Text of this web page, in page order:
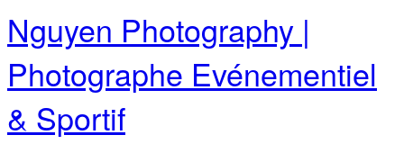
Nguyen Photography |
Photographe Evénementiel
& Sportif